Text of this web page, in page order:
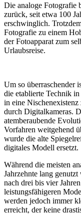
Die analoge Fotografie
zurück, seit etwa 100
erschwinglich.
Fotografie zu einem
der Fotoapparat zum
Urlaubsreise.
Um so überraschender
die etablierte Technik
in eine
durch Digitalkameras.
atemberaubende
Vorfahren weitgehend
wurde die alte
digitales Modell ersetzt.
Während die meisten
Jahrzehnte lang
nach drei bis vier
leistungsfähigeren
werden jedoch immer
erreicht, der keine